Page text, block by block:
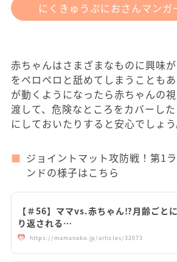
にくきゅうぷにおさんマンガ
赤ちゃんはさまざまなものに興味
をペロペロと舐めてしまうことも
が動くようになったら赤ちゃんの
渡して、危険なところをカバーし
にしておいたりすると安心でしょう
ジョイントマット攻防戦！第1
ンドの様子はこちら
【＃56】ママvs.赤ちゃん⁉︎月齢ごと
り返される…
https://mamanoko.jp/articles/32073